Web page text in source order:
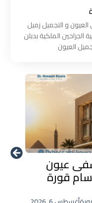
و التجميل زميل
الجراحين الملكية بدبلن
العيون
عيون
قورة